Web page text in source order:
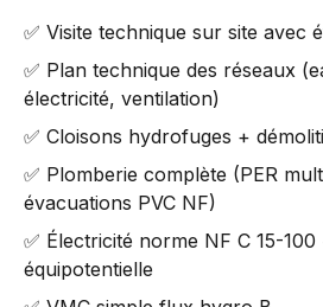
✅ Visite technique sur site avec
✅ Plan technique des réseaux
électricité, ventilation)
✅ Cloisons hydrofuges +
✅ Plomberie complète (PER
évacuations PVC NF)
✅ Électricité norme NF C 15-100
équipotentielle